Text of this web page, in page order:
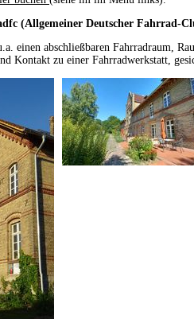
(Allgemeiner Deutscher Fahrrad-
einen abschließbaren Fahrradraum,
Kontakt zu einer Fahrradwerkstatt,